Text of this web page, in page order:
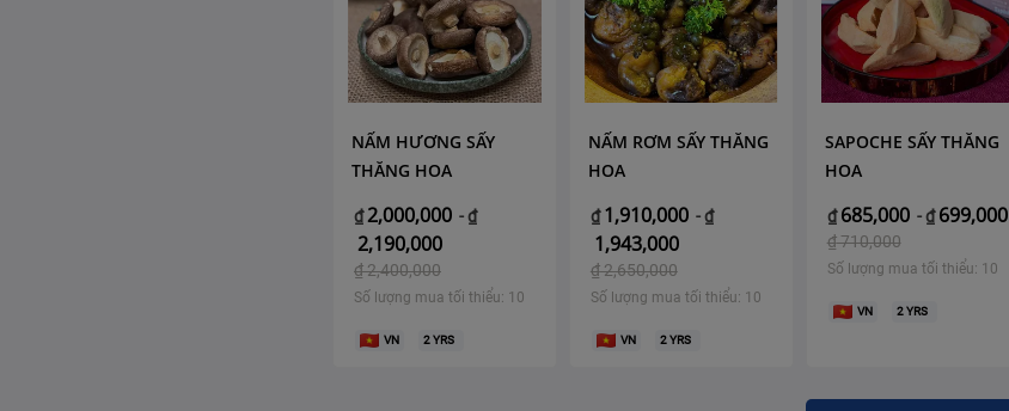
NẤM HƯƠNG SẤY
THĂNG HOA
₫2,000,000 -₫
2,190,000
₫2,400,000
Số lượng mua tối thiểu: 10
VN 2YRS
NẤM RƠM SẤY THĂNG
HOA
₫ 1,910,000 -₫
1,943,000
₫2,650,000
Số lượng mua tối thiểu: 10
VN 2YRS
SAPOCHE SẤY THĂNG
HOA
₫ 685,000 -₫ 699,000
₫710,000
Số lượng mua tối thiểu: 10
VN 2YRS